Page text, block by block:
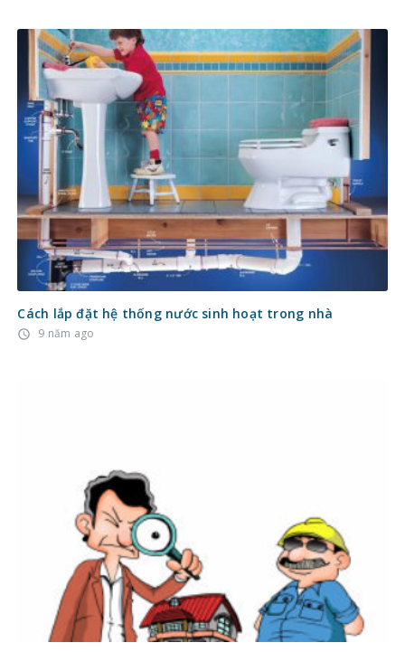
Cách lắp đặt hệ thống nước sinh hoạt trong nhà
access_time 9 năm ago